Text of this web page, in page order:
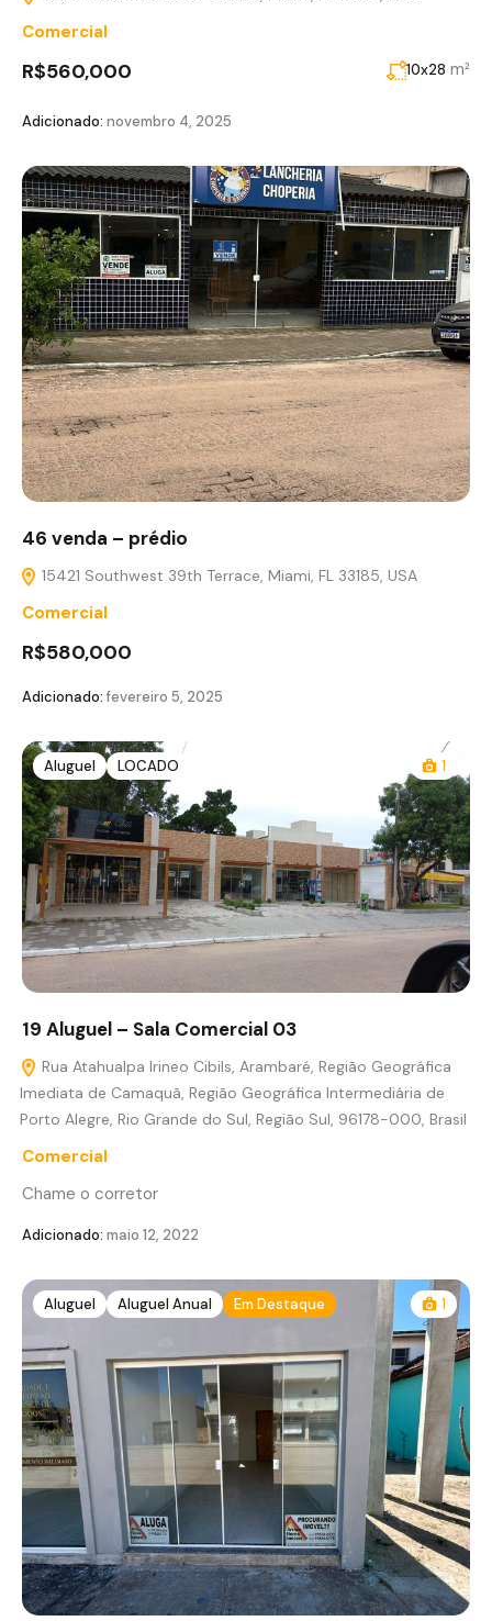
Comercial
R$560,000 10x28 m²
Adicionado: novembro 4, 2025
46 venda – prédio
15421 Southwest 39th Terrace, Miami, FL 33185, USA
Comercial
R$580,000
Adicionado:fevereiro 5, 2025
Aluguel LOCADO 1
19 Aluguel – Sala Comercial 03
Rua Atahualpa Irineo Cibils, Arambaré, Região Geográfica
Imediata de Camaquã, Região Geográfica Intermediária de
Porto Alegre, Rio Grande do Sul, Região Sul, 96178-000, Brasil
Comercial
Chame o corretor
Adicionado: maio 12, 2022
Aluguel Aluguel Anual Em Destaque 1